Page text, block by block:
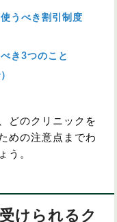
うべき割引制度
き3つのこと
どのクリニックを
めの注意点までわ
う。
けられるク